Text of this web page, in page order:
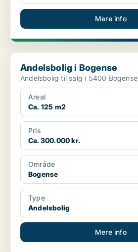
Mere info
Andelsbolig i Bogense
Andelsbolig i Bogense
Andelsbolig til salg i 5400 Bogense
Areal
Ca. 125 m2
Pris
Ca. 300.000 kr.
Område
Bogense
Type
Andelsbolig
Mere info